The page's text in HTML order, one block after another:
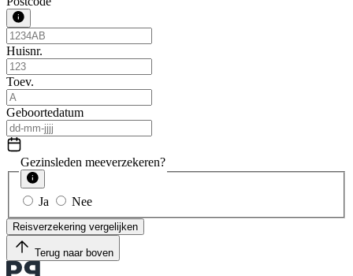
Huisnr.
Toev.
Geboortedatum
Gezinsleden meeverzekeren?
Ja Nee
Reisverzekering vergelijken
Terug naar boven